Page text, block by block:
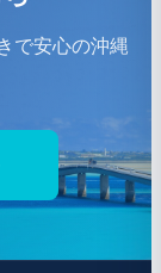
で安心の沖縄